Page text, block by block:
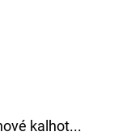
kalhot...